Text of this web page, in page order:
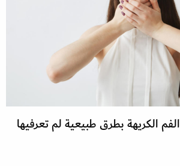
الكريهة بطرق طبيعية لم تعرفيها